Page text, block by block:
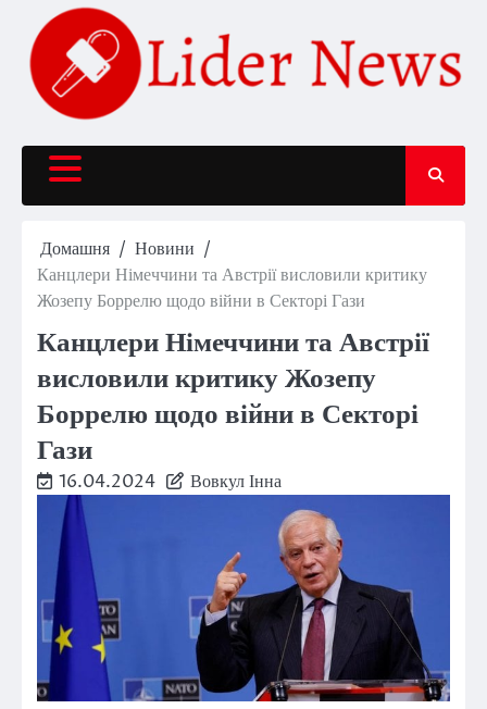
Перейти
вмісту
Домашня
Новини
Канцлери Німеччини та Австрії висловили критику
Жозепу Боррелю щодо війни в Секторі Гази
Канцлери Німеччини та Австрії
висловили критику Жозепу
Боррелю щодо війни в Секторі
Гази
16.04.2024 Вовкул Інна